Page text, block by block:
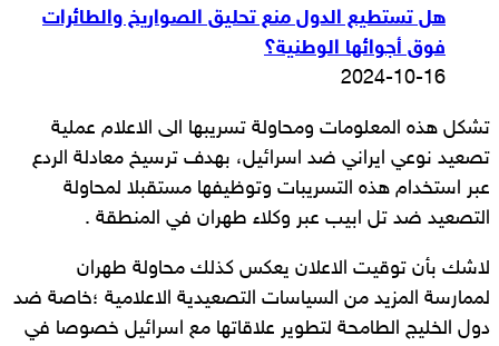
هل تستطيع الدول منع تحليق الصواريخ والطائرات
فوق أجوائها الوطنية؟
2024-10-16
تشكل هذه المعلومات ومحاولة تسريبها الى الاعلام عملية
تصعيد نوعي ايراني ضد اسرائيل، بهدف ترسيخ معادلة الردع
عبر استخدام هذه التسريبات وتوظيفها مستقبلا لمحاولة
التصعيد ضد تل ابيب عبر وكلاء طهران في المنطقة .
لاشك بأن توقيت الاعلان يعكس كذلك محاولة طهران
لممارسة المزيد من السياسات التصعيدية الاعلامية ؛خاصة ضد
دول الخليج الطامحة لتطوير علاقاتها مع اسرائيل خصوصا في